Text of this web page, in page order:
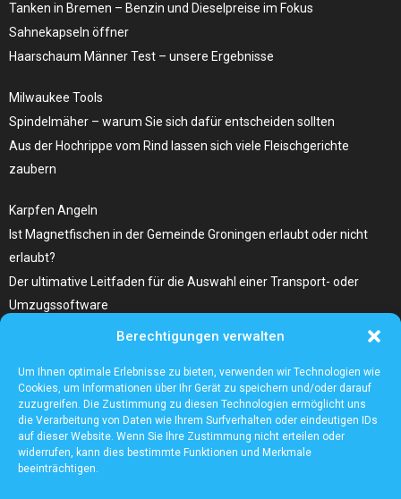
Berechtigungen verwalten
Um Ihnen optimale Erlebnisse zu bieten, verwenden wir Technologien wie
Cookies, um Informationen über Ihr Gerät zu speichern und/oder darauf
zuzugreifen. Die Zustimmung zu diesen Technologien ermöglicht uns
die Verarbeitung von Daten wie Ihrem Surfverhalten oder eindeutigen IDs
auf dieser Website. Wenn Sie Ihre Zustimmung nicht erteilen oder
widerrufen, kann dies bestimmte Funktionen und Merkmale
beeinträchtigen.
Tanken in Bremen – Benzin und Dieselpreise ​im Fokus
Sahnekapseln öffner
Haarschaum Männer Test – unsere Ergebnisse
Milwaukee Tools
Spindelmäher – warum Sie sich dafür entscheiden sollten
Aus der Hochrippe vom Rind lassen sich viele Fleischgerichte
zaubern
Karpfen Angeln
Ist Magnetfischen in der Gemeinde Groningen erlaubt oder nicht
erlaubt?
Der ultimative Leitfaden für die Auswahl einer Transport- oder
Umzugssoftware
Was Sie Über Infrarot Dörrautomat Wissen Sollten
Tolle Fotocollagen selber gestalten